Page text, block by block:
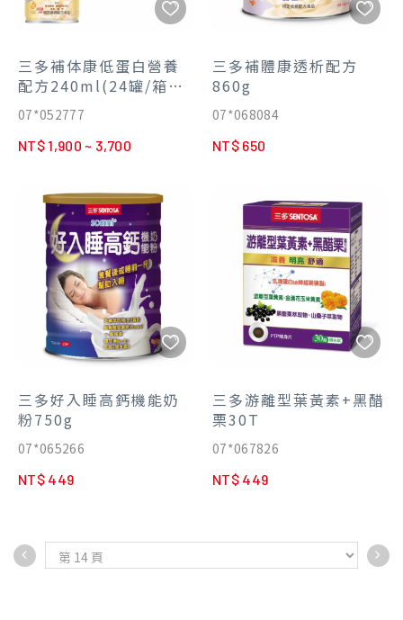
三多補体康低蛋白營養
配方240ml(24罐/箱)
【買2箱折100】
07*052777
NT$ 1,900 ~ 3,700
三多補體康透析配方
860g
07*068084
NT$ 650
三多好入睡高鈣機能奶
粉750g
07*065266
NT$ 449
三多游離型葉黃素+黑醋
栗30T
07*067826
NT$ 449